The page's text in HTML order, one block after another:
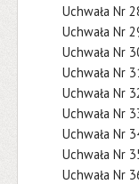
Uchwała Nr
Uchwała Nr
Uchwała Nr
Uchwała Nr
Uchwała Nr
Uchwała Nr
Uchwała Nr
Uchwała Nr
Uchwała Nr